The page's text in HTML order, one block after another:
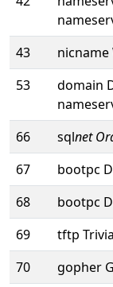
43
nicname
53
domain
66
sqlnet
67
bootpc
68
bootpc
69
tftp
70
gopher